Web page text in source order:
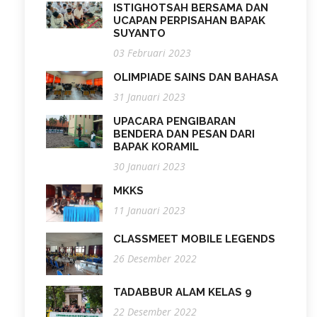
ISTIGHOTSAH BERSAMA DAN
UCAPAN PERPISAHAN BAPAK
SUYANTO
03 Februari 2023
OLIMPIADE SAINS DAN BAHASA
31 Januari 2023
UPACARA PENGIBARAN
BENDERA DAN PESAN DARI
BAPAK KORAMIL
30 Januari 2023
MKKS
11 Januari 2023
CLASSMEET MOBILE LEGENDS
26 Desember 2022
TADABBUR ALAM KELAS 9
22 Desember 2022